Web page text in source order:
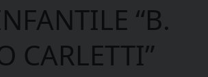
“B.
CARLETTI”